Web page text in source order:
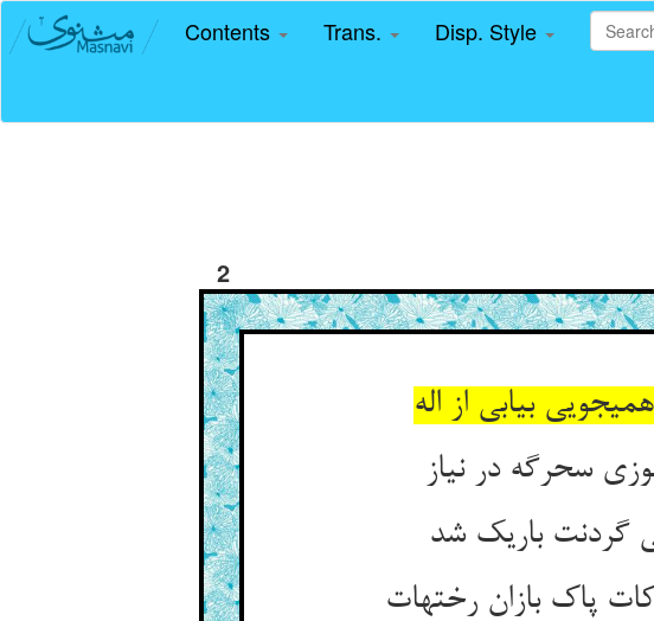
Contents Trans. Disp. Style
2
بیابی از اله‏
سحرگه در نیاز
گردنت باریک شد
پاک بازان رختهات‏